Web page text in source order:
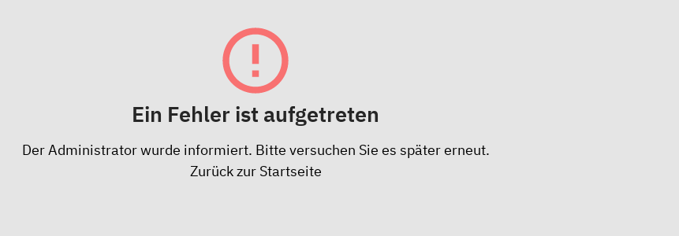
Ein Fehler ist aufgetreten
Der Administrator wurde informiert. Bitte versuchen Sie es später erneut.
Zurück zur Startseite